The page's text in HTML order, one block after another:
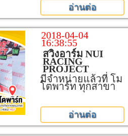
อ่านต่อ
2018-04-04
16:38:55
สวิงอาร์ม NUI
RACING
PROJECT
มีจำหน่ายแล้วที่ โม
โตพาร์ท ทุกสาขา
อ่านต่อ